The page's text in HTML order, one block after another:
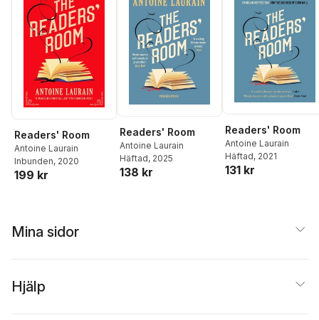
Readers' Room
Antoine Laurain
Inbunden, 2020
199 kr
Readers' Room
Antoine Laurain
Häftad, 2025
138 kr
Readers' Room
Antoine Laurain
Häftad, 2021
131 kr
Mina sidor
Hjälp